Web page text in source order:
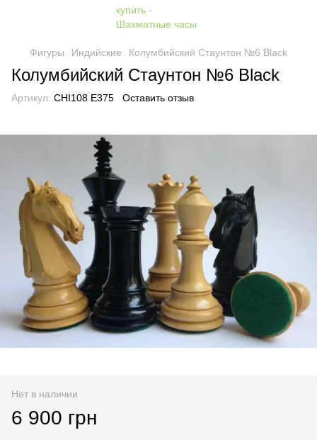
Фигуры Индийские Колумбийский Стаунтон №6 Black
Колумбийский Стаунтон №6 Black
Артикул: CHI108 E375 Оставить отзыв
Нет в наличии
6 900 грн